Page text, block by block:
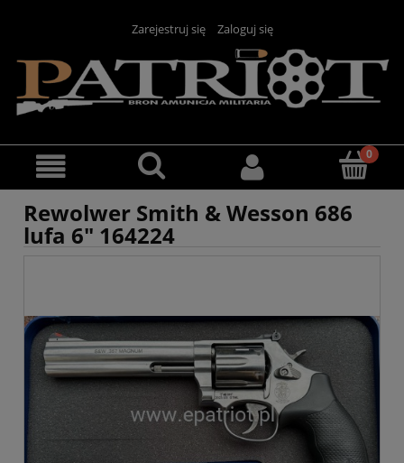
Zarejestruj się Zaloguj się
Rewolwer Smith & Wesson 686
lufa 6" 164224